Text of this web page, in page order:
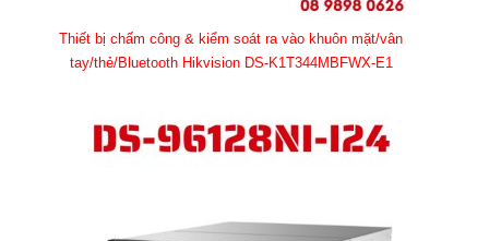
Thiết bị chấm công & kiểm soát ra vào khuôn mặt/vân
tay/thẻ/Bluetooth Hikvision DS-K1T344MBFWX-E1